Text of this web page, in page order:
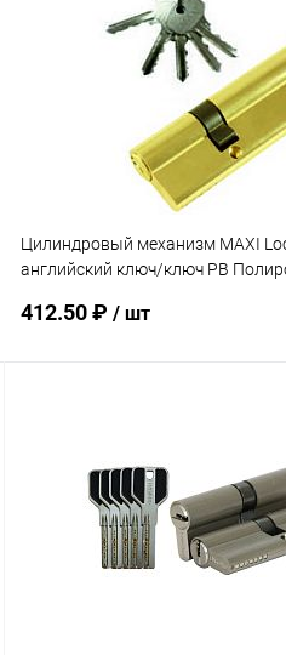
Купить в 1 клик К
В
Цилиндровый механизм MAXI
английский ключ/ключ PB
412.50 ₽ / шт
Купить в 1 клик К
В избранное В